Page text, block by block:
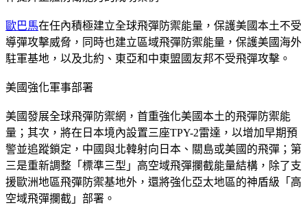
歐巴馬在任內積極建立全球飛彈防禦能量，保護美國本土不受
導彈攻擊威脅，同時也建立區域飛彈防禦能量，保護美國海外
駐軍基地，以及北約、東亞和中東盟國友邦不受飛彈攻擊。
美國強化軍事部署
美國發展全球飛彈防禦網，首重強化美國本土的飛彈防禦能
量；其次，將在日本境內設置三座TPY-2雷達，以增加早期預
警並追蹤鎖定，中國與北韓射向日本、關島或美國的飛彈；第
三是重新調整「標準三型」高空域飛彈攔截能量結構，除了支
援歐洲地區飛彈防禦基地外，還將強化亞太地區的神盾級「高
空域飛彈攔截」部署。